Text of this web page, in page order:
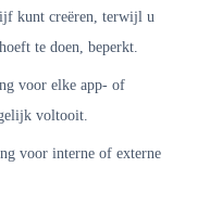
kunt creëren, terwijl u
te doen, beperkt.
voor elke app- of
voltooit.
voor interne of externe